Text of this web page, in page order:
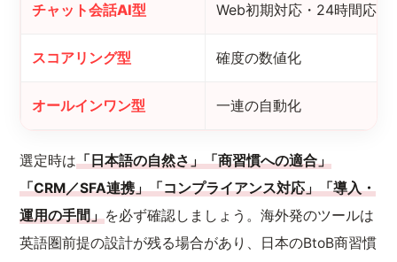
チャット会話AI型 Web初期対応・24時間応答
スコアリング型 確度の数値化
オールインワン型 一連の自動化
選定時は「日本語の自然さ」「商習慣への適合」
「CRM／SFA連携」「コンプライアンス対応」「導入・
運用の手間」を必ず確認しましょう。海外発のツールは
英語圏前提の設計が残る場合があり、日本のBtoB商習慣